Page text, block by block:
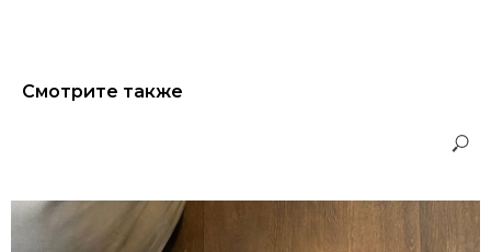
Смотрите также